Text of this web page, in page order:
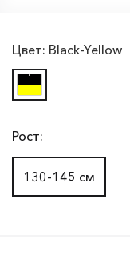
Цвет: Black-Yellow
Рост:
130-145 см